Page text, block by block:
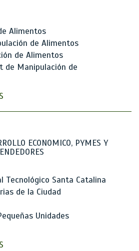
Alimentos
de Alimentos
de Alimentos
de Manipulación de
ECONOMICO, PYMES Y
Tecnológico Santa Catalina
de la Ciudad
Unidades